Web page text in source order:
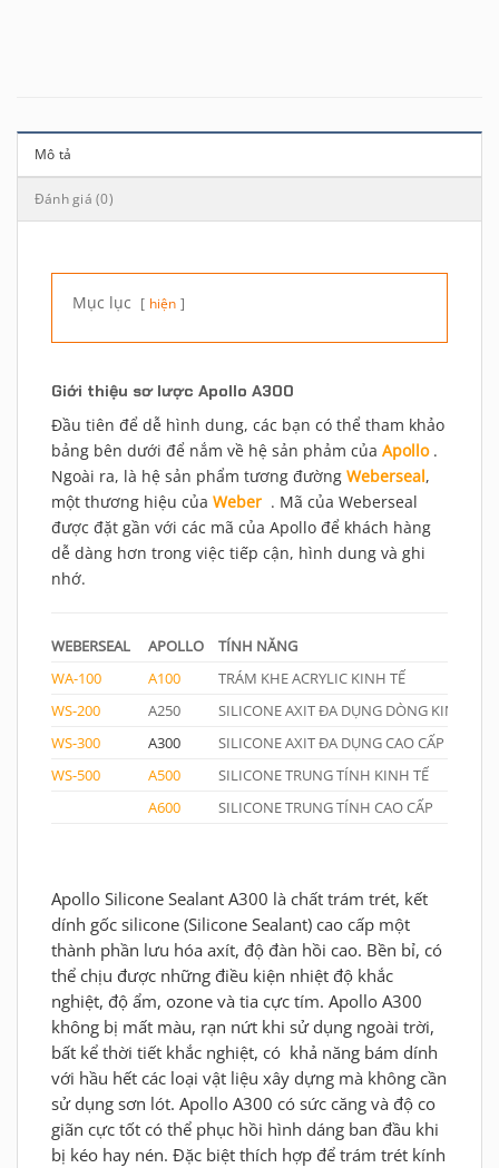
Mô tả
Đánh giá (0)
Mục lục hiện
Giới thiệu sơ lược Apollo A300
Đầu tiên để dễ hình dung, các bạn có thể tham khảo
bảng bên dưới để nắm về hệ sản phảm của Apollo.
Ngoài ra, là hệ sản phẩm tương đường Weberseal,
một thương hiệu của Weber . Mã của Weberseal
được đặt gần với các mã của Apollo để khách hàng
dễ dàng hơn trong việc tiếp cận, hình dung và ghi
nhớ.
WEBERSEAL APOLLO
TÍNH NĂNG
WA-100
A100
TRÁM KHE ACRYLIC KINH TẾ
WS-200
A250
SILICONE AXIT ĐA DỤNG DÒNG KINH TẾ
WS-300
A300
SILICONE AXIT ĐA DỤNG CAO CẤP
WS-500
A500
SILICONE TRUNG TÍNH KINH TẾ
A600
SILICONE TRUNG TÍNH CAO CẤP
Apollo Silicone Sealant A300 là chất trám trét, kết
dính gốc silicone (Silicone Sealant) cao cấp một
thành phần lưu hóa axít, độ đàn hồi cao. Bền bỉ, có
thể chịu được những điều kiện nhiệt độ khắc
nghiệt, độ ẩm, ozone và tia cực tím. Apollo A300
không bị mất màu, rạn nứt khi sử dụng ngoài trời,
bất kể thời tiết khắc nghiệt, có khả năng bám dính
với hầu hết các loại vật liệu xây dựng mà không cần
sử dụng sơn lót. Apollo A300 có sức căng và độ co
giãn cực tốt có thể phục hồi hình dáng ban đầu khi
bị kéo hay nén. Đặc biệt thích hợp để trám trét kính